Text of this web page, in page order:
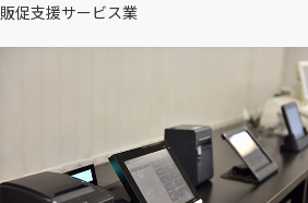
販促支援サービス業